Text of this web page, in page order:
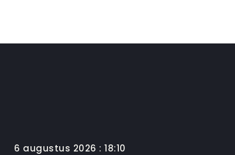
6 augustus 2026 : 18:10